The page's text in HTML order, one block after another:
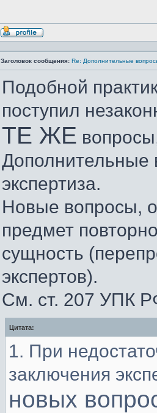
Профиль
Заголовок сообщения: Re: Дополнительные
Подобной
поступил
ТЕ ЖЕ
Дополнительные
экспертиза.
Новые вопросы,
предмет
сущность
экспертов).
См. ст. 207 УПК
Цитата:
1. При
заключения
новых